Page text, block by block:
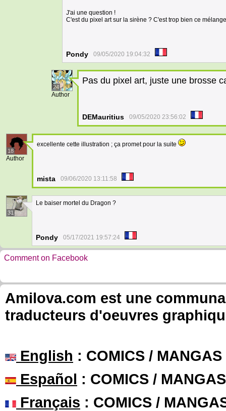
J'ai une question !
C'est du pixel art sur la sirène ? C'est trop bien ce
Pondy 09/05/2020 19:04:32
24
Author
Pas du pixel art, juste une brosse
DEMauritius 09/05/2020 23:56:02
18
Author
excellente cette illustration ; ça promet pour la suite
mista 09/06/2020 13:11:58
31
Le baiser mortel du Dragon ?
Pondy 05/17/2021 19:57:24
Comment on Facebook
Amilova.com est une
traducteurs d'oeuvres
English : COMICS /
Español : COMICS /
Français : COMICS /